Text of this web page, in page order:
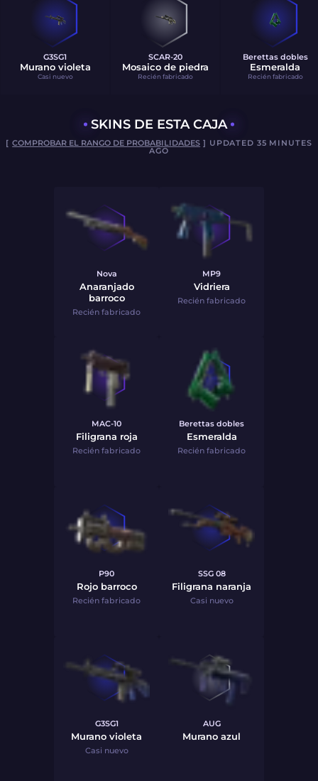
G3SG1
Murano violeta
Casi nuevo
SCAR-20
Mosaico de piedra
Recién fabricado
Berettas dobles
Esmeralda
Recién fabricado
SKINS DE ESTA CAJA
[COMPROBAR EL RANGO DE PROBABILIDADES ] UPDATED 35 MINUTES
AGO
Nova
Anaranjado
barroco
Recién fabricado
MP9
Vidriera
Recién fabricado
MAC-10
Filigrana roja
Recién fabricado
Berettas dobles
Esmeralda
Recién fabricado
P90
Rojo barroco
Recién fabricado
SSG 08
Filigrana naranja
Casi nuevo
G3SG1
Murano violeta
Casi nuevo
AUG
Murano azul